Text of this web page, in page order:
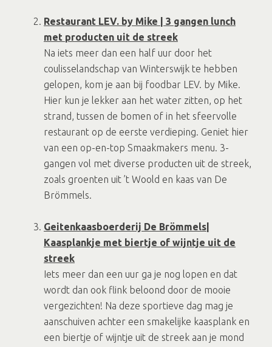
Restaurant LEV. by Mike | 3 gangen lunch
met producten uit de streek
Na iets meer dan een half uur door het
coulisselandschap van Winterswijk te hebben
gelopen, kom je aan bij foodbar LEV. by Mike.
Hier kun je lekker aan het water zitten, op het
strand, tussen de bomen of in het sfeervolle
restaurant op de eerste verdieping. Geniet hier
van een op-en-top Smaakmakers menu. 3-
gangen vol met diverse producten uit de streek,
zoals groenten uit ’t Woold en kaas van De
Brömmels.
Geitenkaasboerderij De Brömmels|
Kaasplankje met biertje of wijntje uit de
streek
Iets meer dan een uur ga je nog lopen en dat
wordt dan ook flink beloond door de mooie
vergezichten! Na deze sportieve dag mag je
aanschuiven achter een smakelijke kaasplank en
een biertje of wijntje uit de streek aan je mond